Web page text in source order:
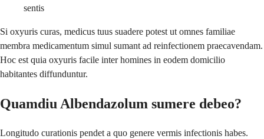
sentis
Si oxyuris curas, medicus tuus suadere potest ut omnes familiae
membra medicamentum simul sumant ad reinfectionem praecavendam.
Hoc est quia oxyuris facile inter homines in eodem domicilio
habitantes diffunduntur.
Quamdiu Albendazolum sumere debeo?
Longitudo curationis pendet a quo genere vermis infectionis habes.